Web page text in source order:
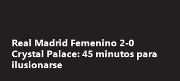
Real Madrid Femenino 2-0
Crystal Palace: 45 minutos para
ilusionarse